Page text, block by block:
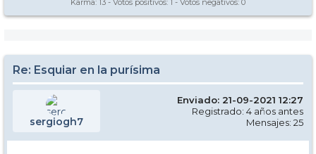
Karma: 13 - Votos positivos: 1 - Votos negativos: 0
Re: Esquiar en la purísima
sergiogh7
Enviado: 21-09-2021 12:27
Registrado: 4 años antes
Mensajes: 25